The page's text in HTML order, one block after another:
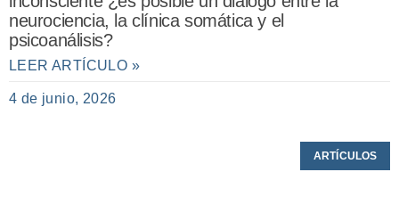
neurociencia, la clínica somática y el
psicoanálisis?
LEER ARTÍCULO »
4 de junio, 2026
ARTÍCULOS